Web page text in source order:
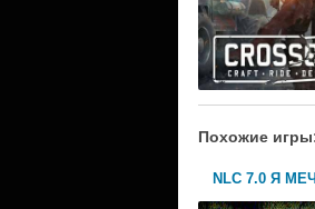
Похожие
NLC 7.0 Я